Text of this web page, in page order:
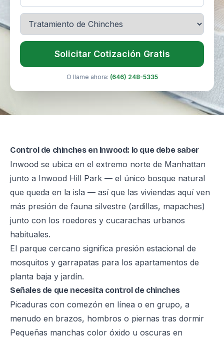
Solicitar Cotización Gratis
O llame ahora: (646) 248-5335
Control de chinches en Inwood: lo que debe saber
Inwood se ubica en el extremo norte de Manhattan
junto a Inwood Hill Park — el único bosque natural
que queda en la isla — así que las viviendas aquí ven
más presión de fauna silvestre (ardillas, mapaches)
junto con los roedores y cucarachas urbanos
habituales.
El parque cercano significa presión estacional de
mosquitos y garrapatas para los apartamentos de
planta baja y jardín.
Señales de que necesita control de chinches
Picaduras con comezón en línea o en grupo, a
menudo en brazos, hombros o piernas tras dormir
Pequeñas manchas color óxido u oscuras en